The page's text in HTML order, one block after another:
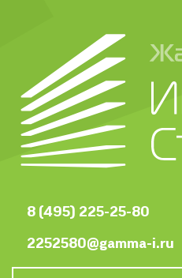
8 (495) 225-25-80
2252580@gamma-i.ru